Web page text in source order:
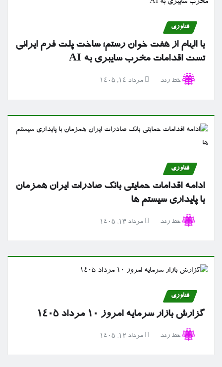
فناوری
با الهام از هفت خوان رستم؛ ساخت پلت فرم ایرانی
تست اقدامات مخرب سایبری به AI
خط رند مرداد ۱۴, ۱۴۰۵
فناوری
ادامه اقدامات حمایتی بانک صادرات ایران همزمان
با پایداری سیستم ها
خط رند مرداد ۱۳, ۱۴۰۵
فناوری
گزارش بازار سرمایه امروز ۱۰ مرداد ۱۴۰۵
خط رند مرداد ۱۲, ۱۴۰۵